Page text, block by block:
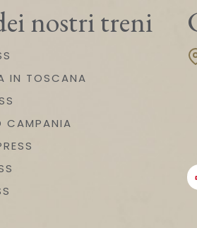
nostri treni
IN TOSCANA
CAMPANIA